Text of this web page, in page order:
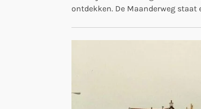
ontdekken. De Maanderweg